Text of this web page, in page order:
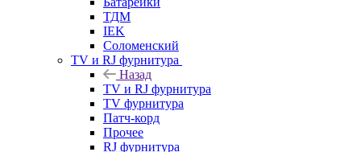
ТДМ
IEK
Соломенский
TV и RJ фурнитура
Назад
TV и RJ фурнитура
TV фурнитура
Патч-корд
Прочее
RJ фурнитура